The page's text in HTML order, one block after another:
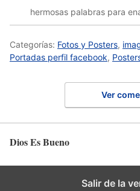
hermosas palabras para
Categorías: Fotos y Posters,
Portadas perfil facebook,
Ver
Dios Es Bueno
Salir de la